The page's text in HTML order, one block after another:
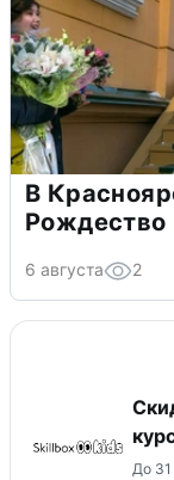
В
Рождество
6 августа 2
До